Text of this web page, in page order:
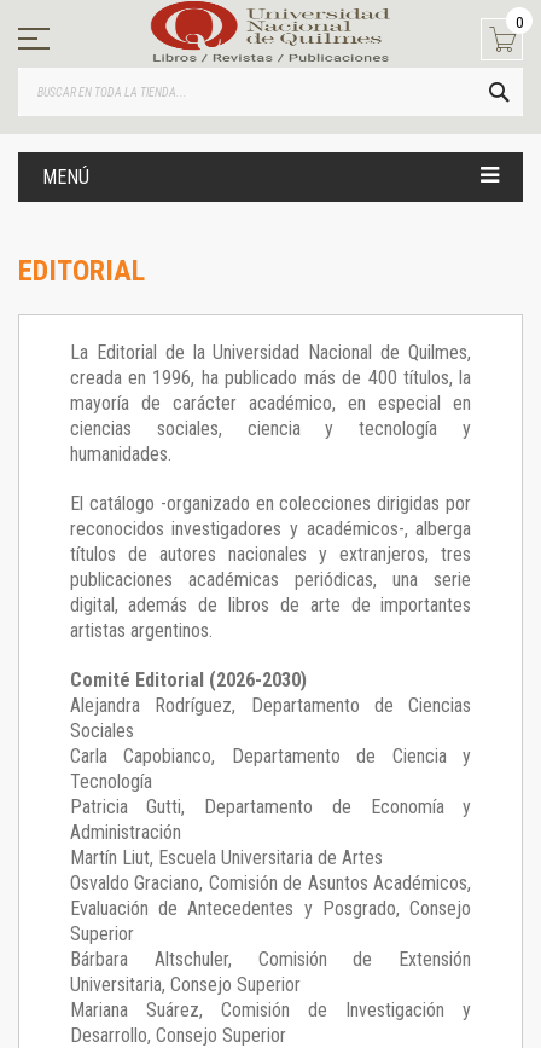
contenido
0
MENÚ
EDITORIAL
La Editorial de la Universidad Nacional de Quilmes,
creada en 1996, ha publicado más de 400 títulos, la
mayoría de carácter académico, en especial en
ciencias sociales, ciencia y tecnología y
humanidades.
El catálogo -organizado en colecciones dirigidas por
reconocidos investigadores y académicos-, alberga
títulos de autores nacionales y extranjeros, tres
publicaciones académicas periódicas, una serie
digital, además de libros de arte de importantes
artistas argentinos.
Comité Editorial (2026-2030)
Alejandra Rodríguez, Departamento de Ciencias
Sociales
Carla Capobianco, Departamento de Ciencia y
Tecnología
Patricia Gutti, Departamento de Economía y
Administración
Martín Liut, Escuela Universitaria de Artes
Osvaldo Graciano, Comisión de Asuntos Académicos,
Evaluación de Antecedentes y Posgrado, Consejo
Superior
Bárbara Altschuler, Comisión de Extensión
Universitaria, Consejo Superior
Mariana Suárez, Comisión de Investigación y
Desarrollo, Consejo Superior